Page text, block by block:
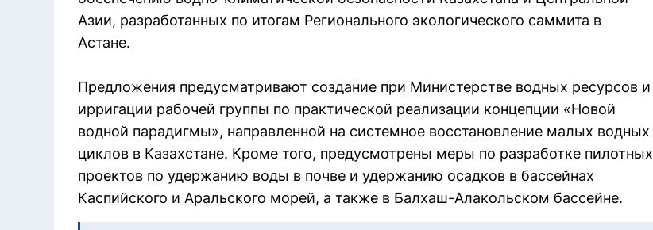
Азии, разработанных по итогам Регионального экологического саммита в
Астане.
Предложения предусматривают создание при Министерстве водных ресурсов и
ирригации рабочей группы по практической реализации концепции «Новой
водной парадигмы», направленной на системное восстановление малых водных
циклов в Казахстане. Кроме того, предусмотрены меры по разработке пилотных
проектов по удержанию воды в почве и удержанию осадков в бассейнах
Каспийского и Аральского морей, а также в Балхаш-Алакольском бассейне.